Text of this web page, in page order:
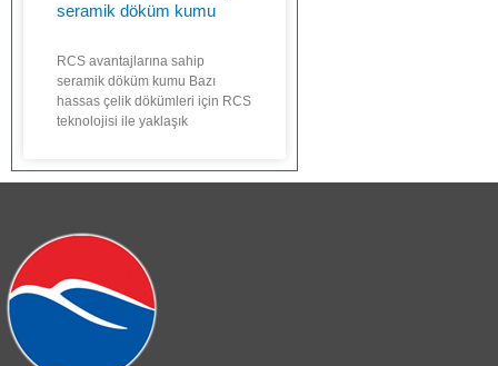
seramik döküm kumu
RCS avantajlarına sahip
seramik döküm kumu Bazı
hassas çelik dökümleri için RCS
teknolojisi ile yaklaşık